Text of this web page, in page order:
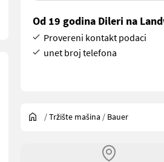
Od 19 godina Dileri na
Provereni kontakt podaci
unet broj telefona
/Tržište mašina / Bauer